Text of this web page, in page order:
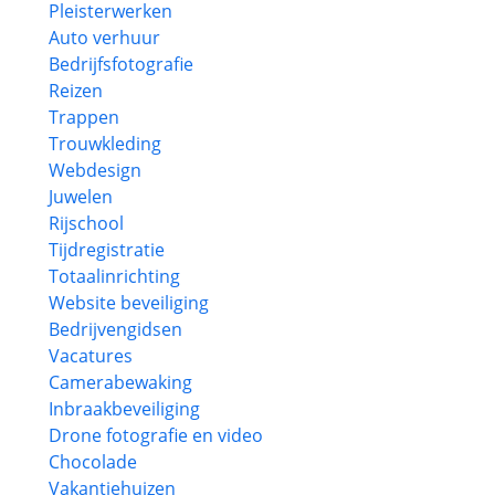
Pleisterwerken
Auto verhuur
Bedrijfsfotografie
Reizen
Trappen
Trouwkleding
Webdesign
Juwelen
Rijschool
Tijdregistratie
Totaalinrichting
Website beveiliging
Bedrijvengidsen
Vacatures
Camerabewaking
Inbraakbeveiliging
Drone fotografie en video
Chocolade
Vakantiehuizen